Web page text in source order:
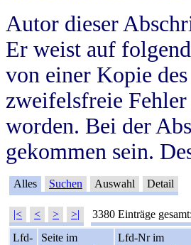
Autor dieser
Er weist auf
von einer Kopie
zweifelsfreie
worden. Bei der
gekommen sein.
Alles Suchen Auswahl Detail
|< < > >| 3380 Einträge gesamt:
Lfd-
Seite im
Lfd-Nr im